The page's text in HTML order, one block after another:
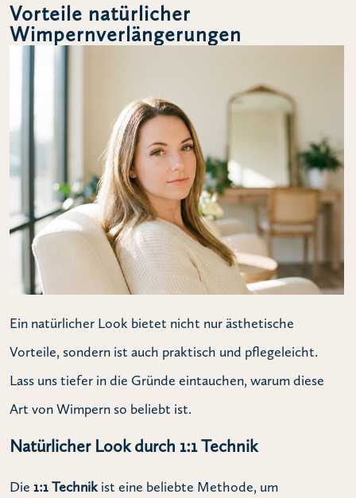
Vorteile natürlicher
Wimpernverlängerungen
Ein natürlicher Look bietet nicht nur ästhetische
Vorteile, sondern ist auch praktisch und pflegeleicht.
Lass uns tiefer in die Gründe eintauchen, warum diese
Art von Wimpern so beliebt ist.
Natürlicher Look durch 1:1 Technik
Die 1:1 Technikist eine beliebte Methode, um